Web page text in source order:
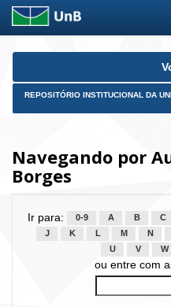
Skip
REPOSITÓRIO INSTITUCIONAL DA
Navegando por
Borges
Ir para: 0-9 A B C
J
K L M N
U
V W
ou entre com